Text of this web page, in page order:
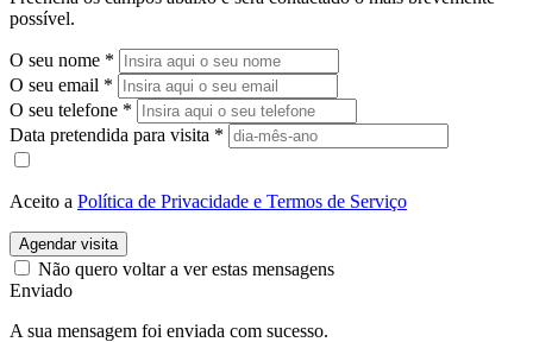
possível.
O seu nome *
O seu email *
O seu telefone *
Data pretendida para visita *
Aceito a Política de Privacidade e Termos de Serviço
Agendar visita
Não quero voltar a ver estas mensagens
Enviado
A sua mensagem foi enviada com sucesso.